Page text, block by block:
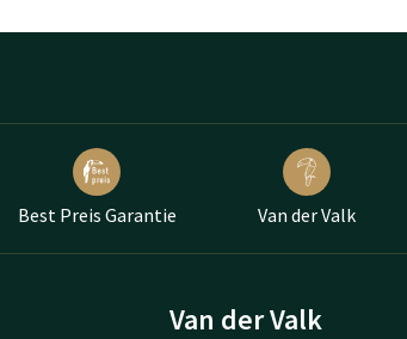
Best Preis Garantie Van der Valk
Van der Valk